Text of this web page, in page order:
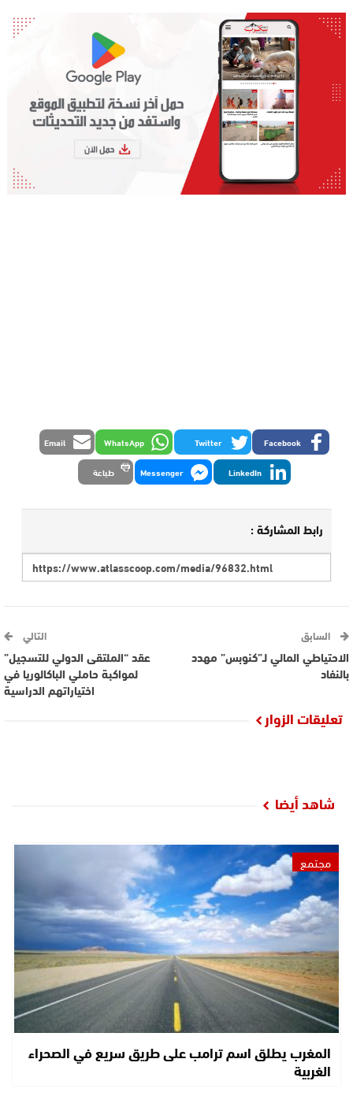
Facebook
Twitter
WhatsApp
Email
LinkedIn
Messenger طباعة
رابط المشاركة :
السابق
الاحتياطي المالي لـ”كنوبس” مهدد
بالنفاد
التالي
عقد “الملتقى الدولي للتسجيل”
لمواكبة حاملي الباكالوريا في
اختياراتهم الدراسية
تعليقات الزوار
شاهد أيضا
مجتمع
المغرب يطلق اسم ترامب على طريق سريع في الصحراء
الغربية